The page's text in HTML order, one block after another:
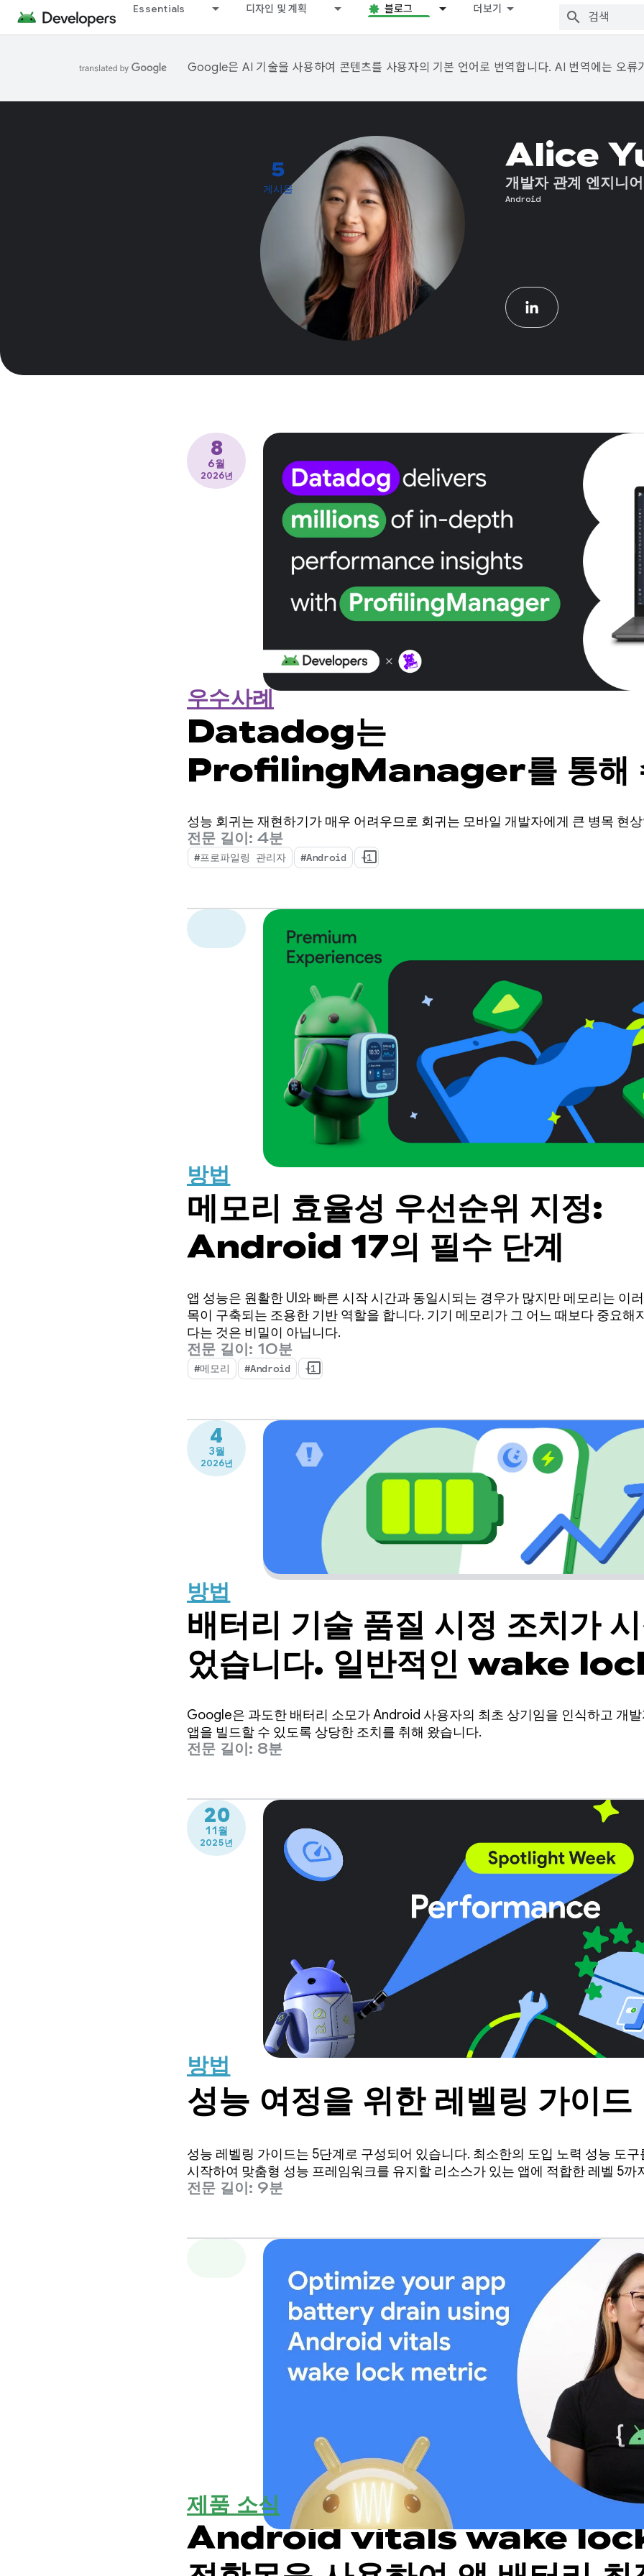
Essentials 디자인 및 계획 블로그 더보기
Google은 AI 기술을 사용하여 콘텐츠를 사용자의 기본 언어로 번역합니다. AI 번역에는 오류
5
게시물
Alice
개발자 관계 엔지니어
Android
8
6월
2026년
우수사례
Datadog는
ProfilingManager를 통해
만 개의 심층적인 성능 통계를 제
니다.
성능 회귀는 재현하기가 매우 어려우므로 회귀는 모바일 개발자에게 큰 병목 현
전문 길이: 4분
#프로파일링 관리자 #Android +1
방법
메모리 효율성 우선순위 지정:
Android 17의 필수 단계
앱 성능은 원활한 UI와 빠른 시작 시간과 동일시되는 경우가 많지만 메모리는 이
목이 구축되는 조용한 기반 역할을 합니다. 기기 메모리가 그 어느 때보다 중요해
다는 것은 비밀이 아닙니다.
전문 길이: 10분
#메모리 #Android +1
4
3월
2026년
방법
배터리 기술 품질 시정 조치가
었습니다. 일반적인 wake
용 사례를 최적화하는 방법
Google은 과도한 배터리 소모가 Android 사용자의 최초 상기임을 인식하고 개
앱을 빌드할 수 있도록 상당한 조치를 취해 왔습니다.
전문 길이: 8분
20
11월
2025년
방법
성능 여정을 위한 레벨링 가이드
성능 레벨링 가이드는 5단계로 구성되어 있습니다. 최소한의 도입 노력 성능 도구
시작하여 맞춤형 성능 프레임워크를 유지할 리소스가 있는 앱에 적합한 레벨 5까
전문 길이: 9분
제품 소식
Android vitals wake